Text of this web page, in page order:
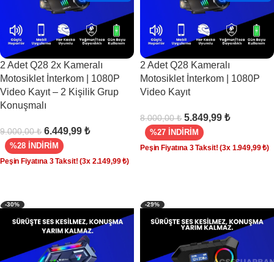
2 Adet Q28 2x Kameralı
Motosiklet İnterkom | 1080P
Video Kayıt – 2 Kişilik Grup
Konuşmalı
9.000,00₺ 6.449,99 ₺
%28 İNDİRİM
Peşin Fiyatına 3 Taksit!(3x 2.149,99₺)
2 Adet Q28 Kameralı
Motosiklet İnterkom | 1080P
Video Kayıt
8.000,00₺ 5.849,99 ₺
%27 İNDİRİM
Peşin Fiyatına 3 Taksit!(3x 1.949,99₺)
-30% -29%